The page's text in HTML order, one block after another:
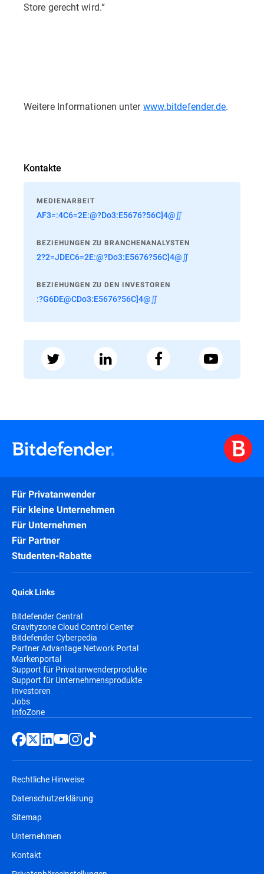
Store gerecht wird.“
Weitere Informationen unterwww.bitdefender.de.
Kontakte
MEDIENARBEIT
AF3=:4C6=2E:@?Do3:E5676?56C]4@∬
BEZIEHUNGEN ZU BRANCHENANALYSTEN
2?2=JDEC6=2E:@?Do3:E5676?56C]4@∬
BEZIEHUNGEN ZU DEN INVESTOREN
:?G6DE@CDo3:E5676?56C]4@∬
Für Privatanwender
Für kleine Unternehmen
Für Unternehmen
Für Partner
Studenten-Rabatte
Quick Links
Bitdefender Central
Gravityzone Cloud Control Center
Bitdefender Cyberpedia
Partner Advantage Network Portal
Markenportal
Support für Privatanwenderprodukte
Support für Unternehmensprodukte
Investoren
Jobs
InfoZone
Rechtliche Hinweise
Datenschutzerklärung
Sitemap
Unternehmen
Kontakt